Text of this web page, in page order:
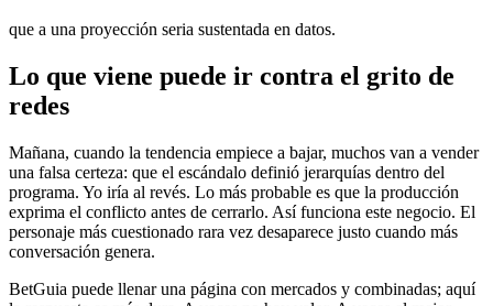
que a una proyección seria sustentada en datos.
Lo que viene puede ir contra el grito de
redes
Mañana, cuando la tendencia empiece a bajar, muchos van a vender
una falsa certeza: que el escándalo definió jerarquías dentro del
programa. Yo iría al revés. Lo más probable es que la producción
exprima el conflicto antes de cerrarlo. Así funciona este negocio. El
personaje más cuestionado rara vez desaparece justo cuando más
conversación genera.
BetGuia puede llenar una página con mercados y combinadas; aquí